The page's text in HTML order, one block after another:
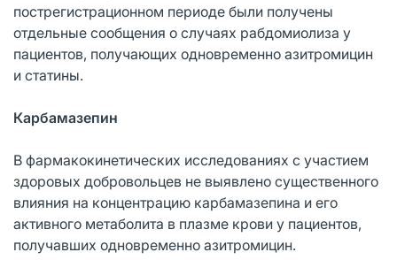
пострегистрационном периоде были получены
отдельные сообщения о случаях рабдомиолиза у
пациентов, получающих одновременно азитромицин
и статины.
Карбамазепин
В фармакокинетических исследованиях с участием
здоровых добровольцев не выявлено существенного
влияния на концентрацию карбамазепина и его
активного метаболита в плазме крови у пациентов,
получавших одновременно азитромицин.